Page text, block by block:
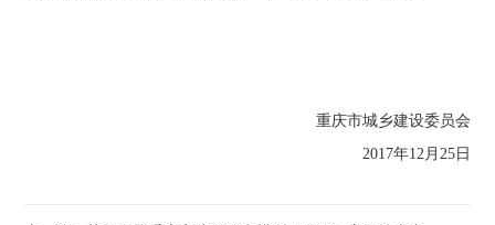
重庆市城乡建设委员会
2017年12月25日